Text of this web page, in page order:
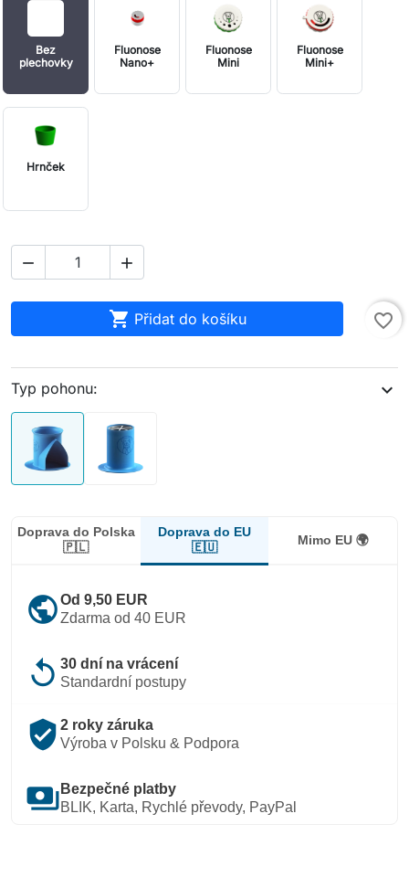
Bez
plechovky
Fluonose
Nano+
Fluonose
Mini
Fluonose
Mini+
Hrnček
 
 Přidat do košíku favorite_border
Typ pohonu: expand_more
Doprava do Polska
🇵🇱
Doprava do EU
🇪🇺
Mimo EU 🌍
publicOd 9,50 EUR
Zdarma od 40 EUR
replay 30 dní na vrácení
Standardní postupy
verified_user 2 roky záruka
Výroba v Polsku & Podpora
payments Bezpečné platby
BLIK, Karta, Rychlé převody, PayPal